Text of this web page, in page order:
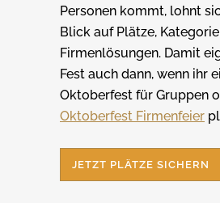
Personen kommt, lohnt
Blick auf Plätze,
Firmenlösungen. Damit
Fest auch dann, wenn ihr
Oktoberfest für Gruppen
Oktoberfest Firmenfeier
JETZT PLÄTZE SICHERN